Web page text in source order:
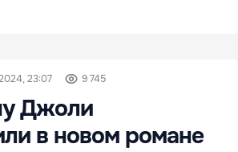
23:07 9 745
Джоли
в новом романе